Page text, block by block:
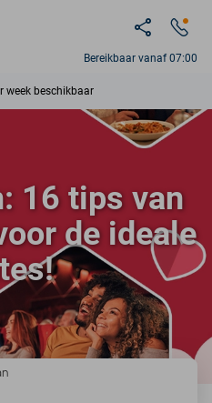
Bereikbaar vanaf 07:00
week beschikbaar
deals
16 tips van
de ideale